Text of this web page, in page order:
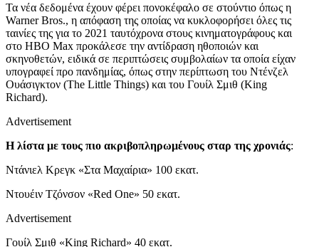
Τα νέα δεδομένα έχουν φέρει πονοκέφαλο σε στούντιο όπως η
Warner Bros., η απόφαση της οποίας να κυκλοφορήσει όλες τις
ταινίες της για το 2021 ταυτόχρονα στους κινηματογράφους και
στο HBO Max προκάλεσε την αντίδραση ηθοποιών και
σκηνοθετών, ειδικά σε περιπτώσεις συμβολαίων τα οποία είχαν
υπογραφεί προ πανδημίας, όπως στην περίπτωση του Ντένζελ
Ουάσιγκτον (The Little Things) και του Γουίλ Σμιθ (King
Richard).
Advertisement
Η λίστα με τους πιο ακριβοπληρωμένους σταρ της χρονιάς:
Ντάνιελ Κρεγκ «Στα Μαχαίρια» 100 εκατ.
Ντουέιν Τζόνσον «Red One» 50 εκατ.
Advertisement
Γουίλ Σμιθ «King Richard» 40 εκατ.